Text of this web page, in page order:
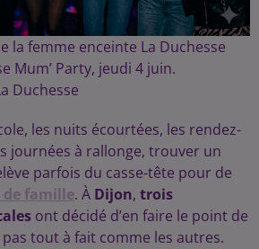
la femme enceinte La Duchesse
Mum’ Party, jeudi 4 juin.
Duchesse
les nuits écourtées, les rendez-
journées à rallonge, trouver un
parfois du casse-tête pour de
de famille. À Dijon, trois
ont décidé d’en faire le point de
tout à fait comme les autres.